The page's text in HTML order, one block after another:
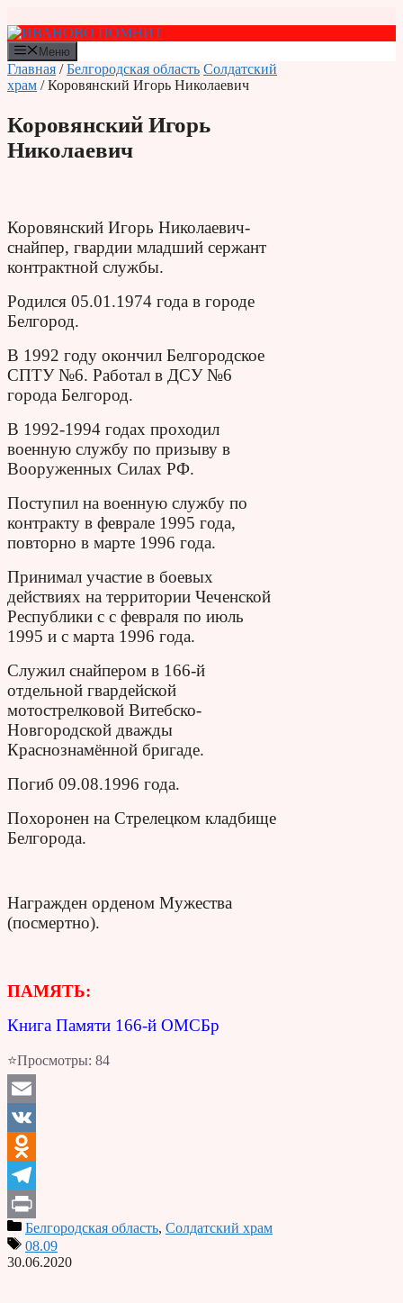
к
содержимому
Меню
Главная /Белгородская область Солдатский
храм / Коровянский Игорь Николаевич
Коровянский Игорь
Николаевич
Коровянский Игорь Николаевич-
снайпер, гвардии младший сержант
контрактной службы.
Родился 05.01.1974 года в городе
Белгород.
В 1992 году окончил Белгородское
СПТУ №6. Работал в ДСУ №6
города Белгород.
В 1992-1994 годах проходил
военную службу по призыву в
Вооруженных Силах РФ.
Поступил на военную службу по
контракту в феврале 1995 года,
повторно в марте 1996 года.
Принимал участие в боевых
действиях на территории Чеченской
Республики с с февраля по июль
1995 и с марта 1996 года.
Служил снайпером в 166-й
отдельной гвардейской
мотострелковой Витебско-
Новгородской дважды
Краснознамённой бригаде.
Погиб 09.08.1996 года.
Похоронен на Стрелецком кладбище
Белгорода.
Награжден орденом Мужества
(посмертно).
ПАМЯТЬ:
Книга Памяти 166-й ОМСБр
⭐Просмотры: 84
Email
VK
Odnoklassniki
Telegram
PrintБелгородская область, Солдатский храм
08.09
30.06.2020